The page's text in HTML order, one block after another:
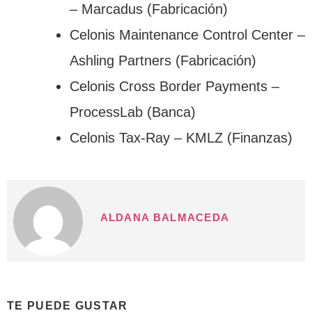
– Marcadus (Fabricación)
Celonis Maintenance Control Center –
Ashling Partners (Fabricación)
Celonis Cross Border Payments –
ProcessLab (Banca)
Celonis Tax-Ray – KMLZ (Finanzas)
ALDANA BALMACEDA
TE PUEDE GUSTAR